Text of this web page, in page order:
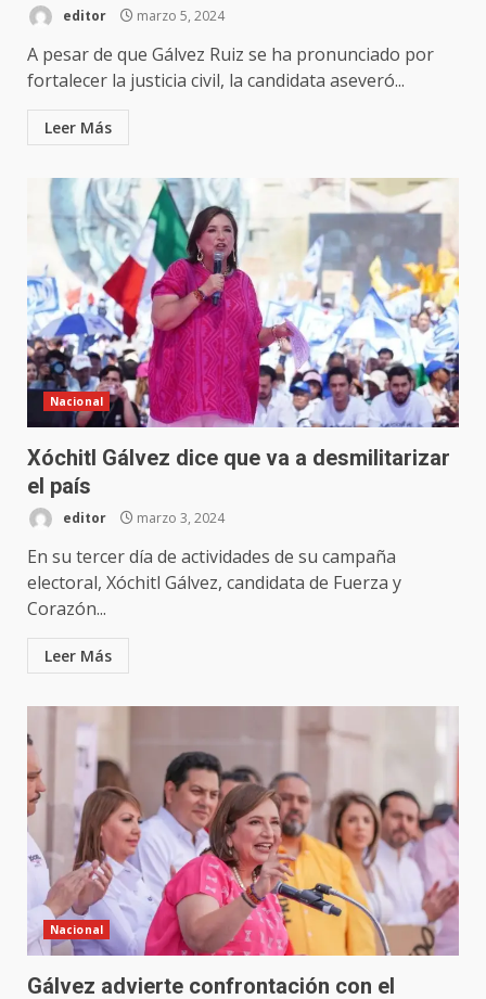
editor marzo 5, 2024
A pesar de que Gálvez Ruiz se ha pronunciado por
fortalecer la justicia civil, la candidata aseveró...
Leer Más
Nacional
Xóchitl Gálvez dice que va a desmilitarizar
el país
editor marzo 3, 2024
En su tercer día de actividades de su campaña
electoral, Xóchitl Gálvez, candidata de Fuerza y
Corazón...
Leer Más
Nacional
Gálvez advierte confrontación con el